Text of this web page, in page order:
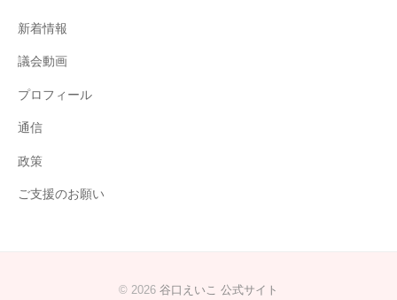
新着情報
議会動画
プロフィール
通信
政策
ご支援のお願い
© 2026 谷口えいこ 公式サイト